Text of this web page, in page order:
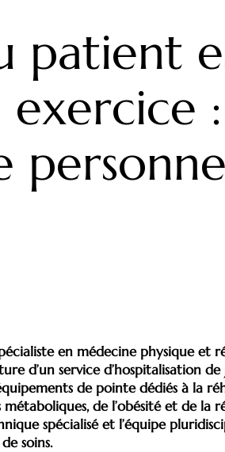
patient
en médecine physique et
d’un service d’hospitalisation
de pointe dédiés à la
métaboliques, de l’obésité et de
spécialisé et l’équipe
soins.